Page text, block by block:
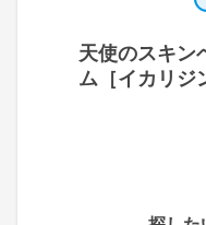
天使のスキン
ム［イカリジ